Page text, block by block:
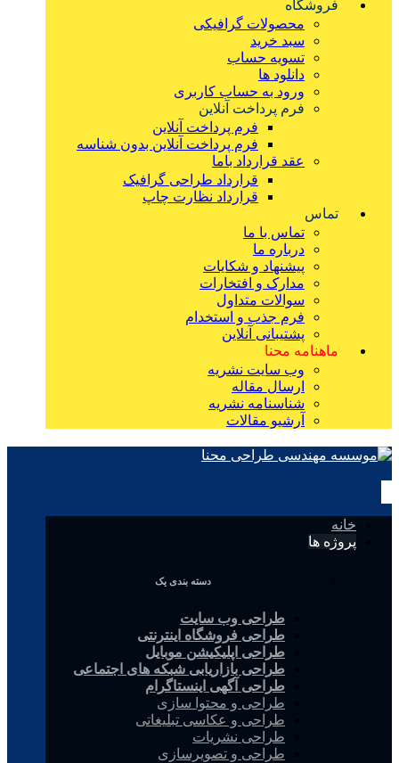
فروشگاه
محصولات گرافیکی
سبد خرید
تسویه حساب
دانلود ها
ورود به حساب کاربری
فرم پرداخت آنلاین
فرم پرداخت آنلاین
فرم پرداخت آنلاین بدون شناسه
عقد قرارداد باما
قرارداد طراحی گرافیک
قرارداد نظارت چاپ
تماس
تماس با ما
درباره ما
پیشنهاد و شکایات
مدارک و افتخارات
سوالات متداول
فرم جذب و استخدام
پشتیبانی آنلاین
ماهنامه محنا
وب سایت نشریه
ارسال مقاله
شناسنامه نشریه
آرشیو مقالات
خانه
پروژه ها
دسته بندی یک
طراحی وب سایت
طراحی فروشگاه اینترنتی
طراحی اپلیکیشن موبایل
طراحی بازاریابی شبکه های اجتماعی
طراحی آگهی اینستاگرام
طراحی و محتوا سازی
طراحی و عکاسی تبلیغاتی
طراحی نشریات
طراحی و تصویرسازی